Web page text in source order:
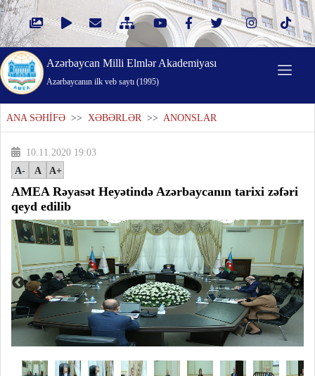
Azərbaycan Milli Elmlər Akademiyası
Azərbaycanın ilk veb saytı (1995)
ANA SƏHİFƏ >> XƏBƏRLƏR >> ANONSLAR
10.11.2020 19:03
A-
A A+
AMEA Rəyasət Heyətində Azərbaycanın tarixi zəfəri
qeyd edilib